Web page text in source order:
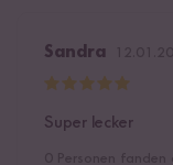
Sandra
Super lecker